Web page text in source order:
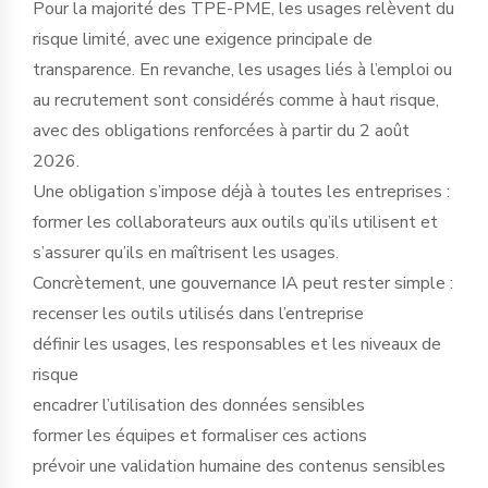
Pour la majorité des TPE-PME, les usages relèvent du
risque limité, avec une exigence principale de
transparence. En revanche, les usages liés à l’emploi ou
au recrutement sont considérés comme à haut risque,
avec des obligations renforcées à partir du 2 août
2026.
Une obligation s’impose déjà à toutes les entreprises :
former les collaborateurs aux outils qu’ils utilisent et
s’assurer qu’ils en maîtrisent les usages.
Concrètement, une gouvernance IA peut rester simple :
recenser les outils utilisés dans l’entreprise
définir les usages, les responsables et les niveaux de
risque
encadrer l’utilisation des données sensibles
former les équipes et formaliser ces actions
prévoir une validation humaine des contenus sensibles